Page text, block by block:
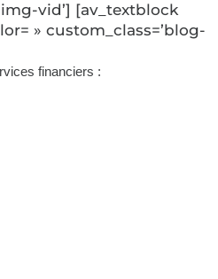
vid’] [av_textblock
» custom_class=’blog-
financiers :